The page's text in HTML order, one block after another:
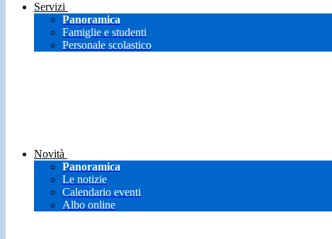
Servizi
Panoramica
Famiglie e studenti
Personale scolastico
Novità
Panoramica
Le notizie
Calendario eventi
Albo online